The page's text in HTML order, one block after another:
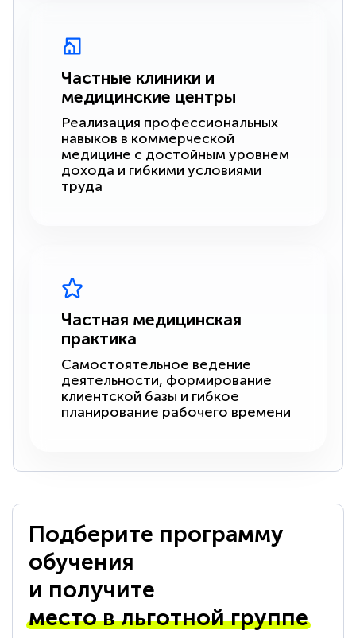
Частные клиники и
медицинские центры
Реализация профессиональных
навыков в коммерческой
медицине с достойным уровнем
дохода и гибкими условиями
труда
Частная медицинская
практика
Самостоятельное ведение
деятельности, формирование
клиентской базы и гибкое
планирование рабочего времени
Подберите программу
обучения
и получите
место в льготной группе